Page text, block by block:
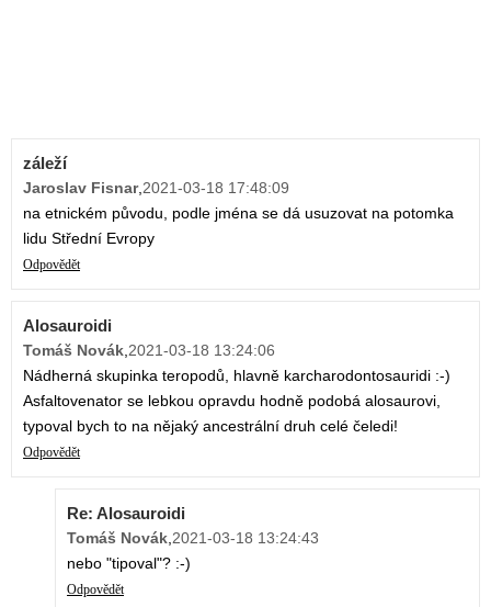
záleží
Jaroslav Fisnar, 2021-03-18 17:48:09
na etnickém původu, podle jména se dá usuzovat na potomka
lidu Střední Evropy
Odpovědět
Alosauroidi
Tomáš Novák 2021-03-18 13:24:06
Nádherná skupinka teropodů, hlavně karcharodontosauridi :-)
Asfaltovenator se lebkou opravdu hodně podobá alosaurovi,
typoval bych to na nějaký ancestrální druh celé čeledi!
Odpovědět
Re: Alosauroidi
Tomáš Novák 2021-03-18 13:24:43
nebo "tipoval"? :-)
Odpovědět